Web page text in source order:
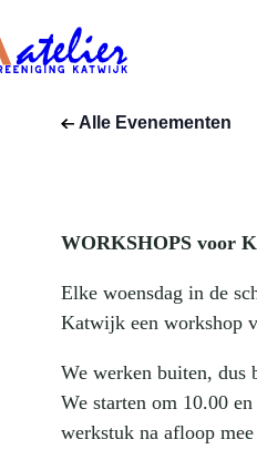
Alle Evenementen
25 juli, 2025 | 10:00
WORKSHOPS voor
Elke woensdag in de
Katwijk een workshop
We werken buiten, dus
We starten om 10.00
werkstuk na afloop